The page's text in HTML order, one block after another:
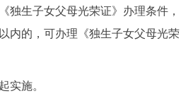
利企服务 投资项目
独生子女父母光荣证》办理条件，
内的，可办理《独生子女父母光荣
施。